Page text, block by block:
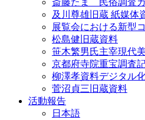
及川尊雄旧蔵 紙媒体
展覧会における新型
松島健旧蔵資料
笹木繁男氏主宰現代
京都府寺院重宝調査
柳澤孝資料デジタル
菅沼貞三旧蔵資料
活動報告
日本語